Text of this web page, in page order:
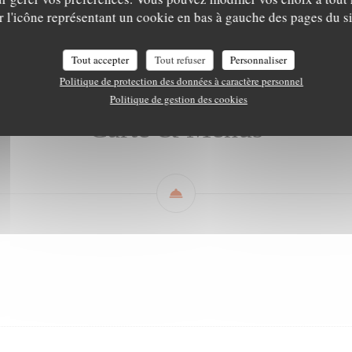
l'icône représentant un cookie en bas à gauche des pages du
Tout accepter Tout refuser
Personnaliser
Politique de protection des données à caractère personnel
Politique de gestion des cookies
Carte & Menus Les boissons Carte des vins
Carte & Menus